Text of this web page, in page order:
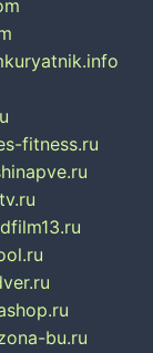
kuryatnik.info
fitness.ru
bu.ru